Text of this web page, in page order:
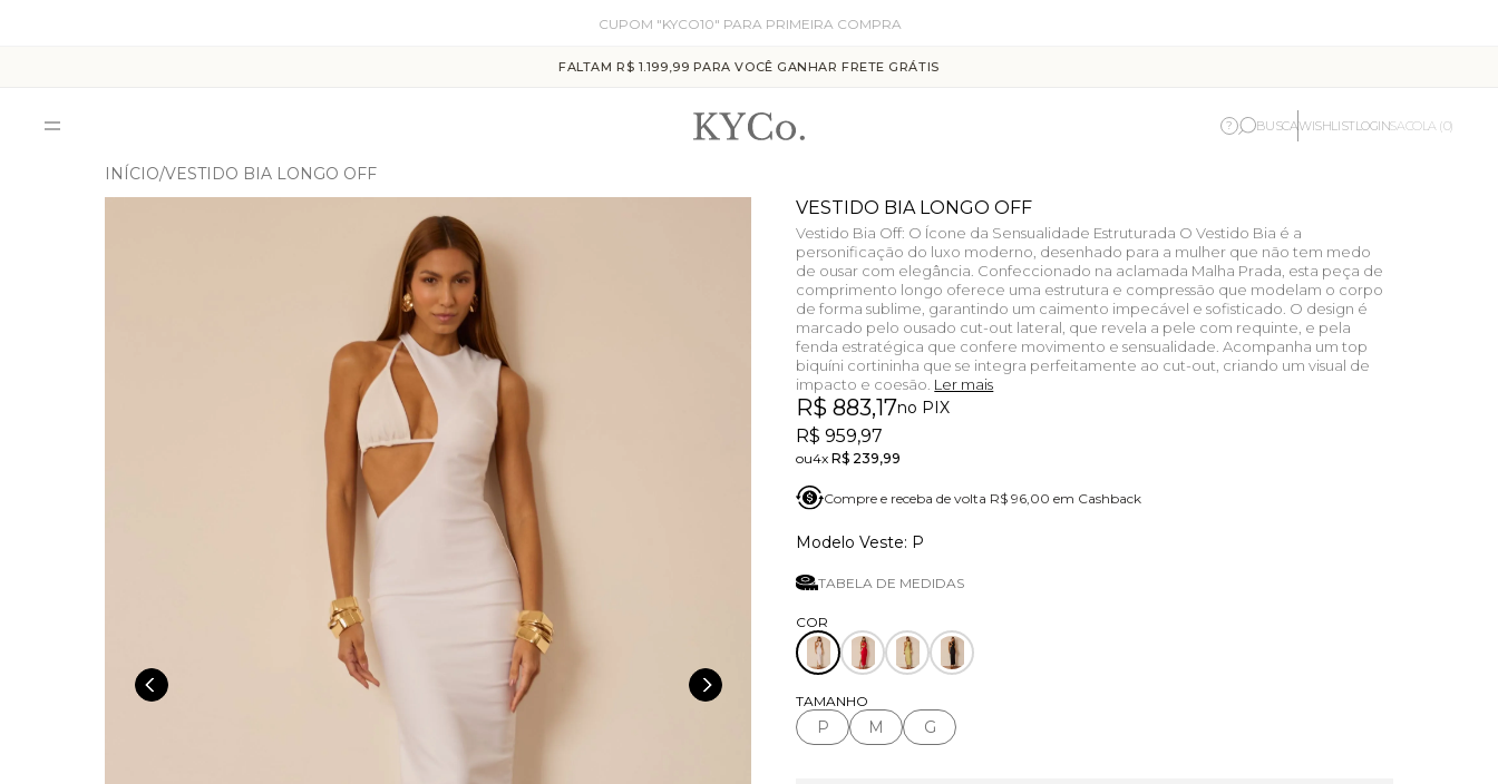
CUPOM "KYCO10" PARA PRIMEIRA COMPRA
FALTAM R$ 1.199,99 PARA VOCÊ GANHAR FRETE GRÁTIS
? BUSCAWISHLISTLOGINSACOLA (0)
INÍCIO VESTIDO BIA LONGO OFF
VESTIDO BIA LONGO OFF
Vestido Bia Off: O Ícone da Sensualidade Estruturada O Vestido Bia é a
personificação do luxo moderno, desenhado para a mulher que não tem medo
de ousar com elegância. Confeccionado na aclamada Malha Prada, esta peça de
comprimento longo oferece uma estrutura e compressão que modelam o corpo
de forma sublime, garantindo um caimento impecável e sofisticado. O design é
marcado pelo ousado cut-out lateral, que revela a pele com requinte, e pela
fenda estratégica que confere movimento e sensualidade. Acompanha um top
biquíni cortininha que se integra perfeitamente ao cut-out, criando um visual de
impacto e coesão. Ler mais
R$ 883,17no PIX
R$ 959,97
4xR$ 239,99
Compre e receba de volta R$ 96,00 em Cashback
P
TABELA DE MEDIDAS
TAMANHO
P M G